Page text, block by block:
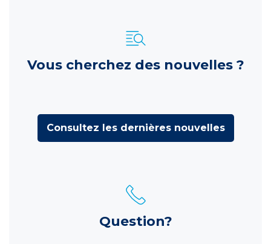
Vous cherchez des nouvelles ?
Consultez les dernières nouvelles
Question?